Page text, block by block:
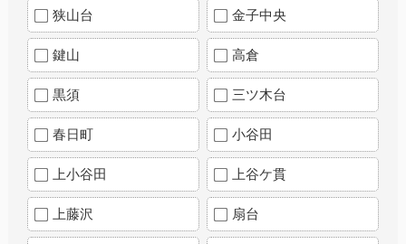
狭山台 金子中央
鍵山 高倉
黒須 三ツ木台
春日町 小谷田
上小谷田 上谷ケ貫
上藤沢 扇台